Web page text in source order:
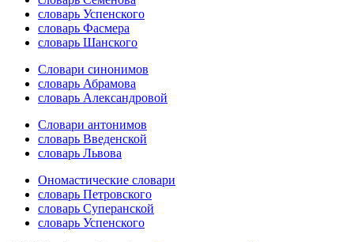
словарь Успенского
словарь Фасмера
словарь Шанского
Словари синонимов
словарь Абрамова
словарь Александровой
Словари антонимов
словарь Введенской
словарь Львова
Ономастические словари
словарь Петровского
словарь Суперанской
словарь Успенского